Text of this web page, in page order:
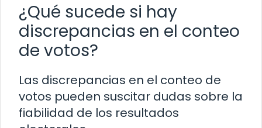
¿Qué sucede si hay
discrepancias en el conteo
de votos?
Las discrepancias en el conteo de
votos pueden suscitar dudas sobre la
fiabilidad de los resultados